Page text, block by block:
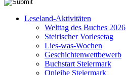
Leseland-Aktivitäten
Welttag des Buches 2026
Steirischer Vorlesetag
Lies-was-Wochen
Geschichtenwettbewerb
Buchstart Steiermark
Onleihe Steiermark